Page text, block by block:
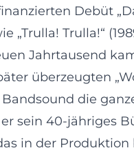
Debüt
„Trulla! Trulla!“
Jahrtausend
überzeugten
die
sein 40-jähriges
in der